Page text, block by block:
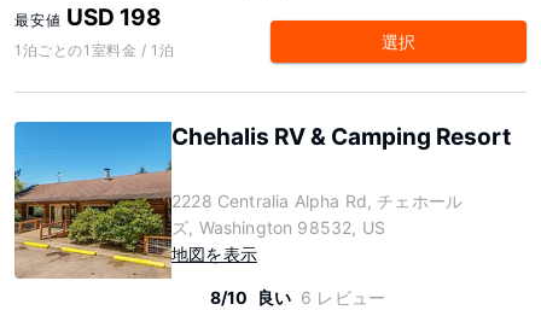
最安値 USD 198
1泊ごとの1室料金 / 1泊 選択
Chehalis RV & Camping Resort
2228 Centralia Alpha Rd, チェホール
ズ, Washington 98532, US
地図を表示
8/10 良い 6 レビュー